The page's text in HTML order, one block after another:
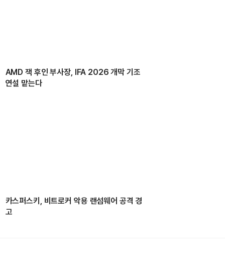
AMD 잭 후인 부사장, IFA 2026 개막 기조
연설 맡는다
카스퍼스키, 비트로커 악용 랜섬웨어 공격 경
고